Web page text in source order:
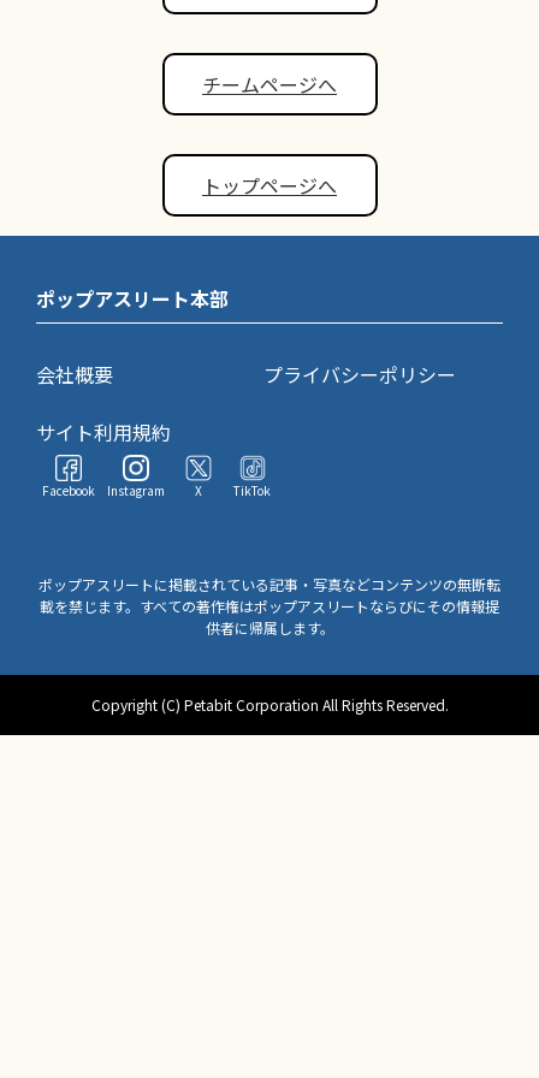
チームページへ
トップページへ
ポップアスリート本部
会社概要
プライバシーポリシー
サイト利用規約
Facebook Instagram X TikTok
ポップアスリートに掲載されている記事・写真などコンテンツの無断転
載を禁じます。すべての著作権はポップアスリートならびにその情報提
供者に帰属します。
Copyright (C) Petabit Corporation All Rights Reserved.